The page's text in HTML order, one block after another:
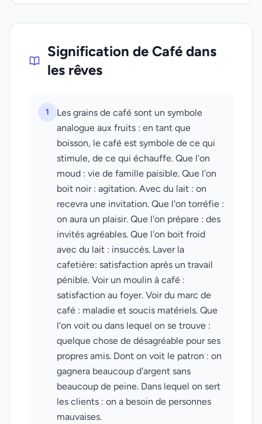
Signification de Café dans
les rêves
1
Les grains de café sont un symbole
analogue aux fruits : en tant que
boisson, le café est symbole de ce qui
stimule, de ce qui échauffe. Que l'on
moud : vie de famille paisible. Que l'on
boit noir : agitation. Avec du lait : on
recevra une invitation. Que l'on torréfie :
on aura un plaisir. Que l'on prépare : des
invités agréables. Que l'on boit froid
avec du lait : insuccès. Laver la
cafetière: satisfaction après un travail
pénible. Voir un moulin à café :
satisfaction au foyer. Voir du marc de
café : maladie et soucis matériels. Que
l'on voit ou dans lequel on se trouve :
quelque chose de désagréable pour ses
propres amis. Dont on voit le patron : on
gagnera beaucoup d'argent sans
beaucoup de peine. Dans lequel on sert
les clients : on a besoin de personnes
mauvaises.